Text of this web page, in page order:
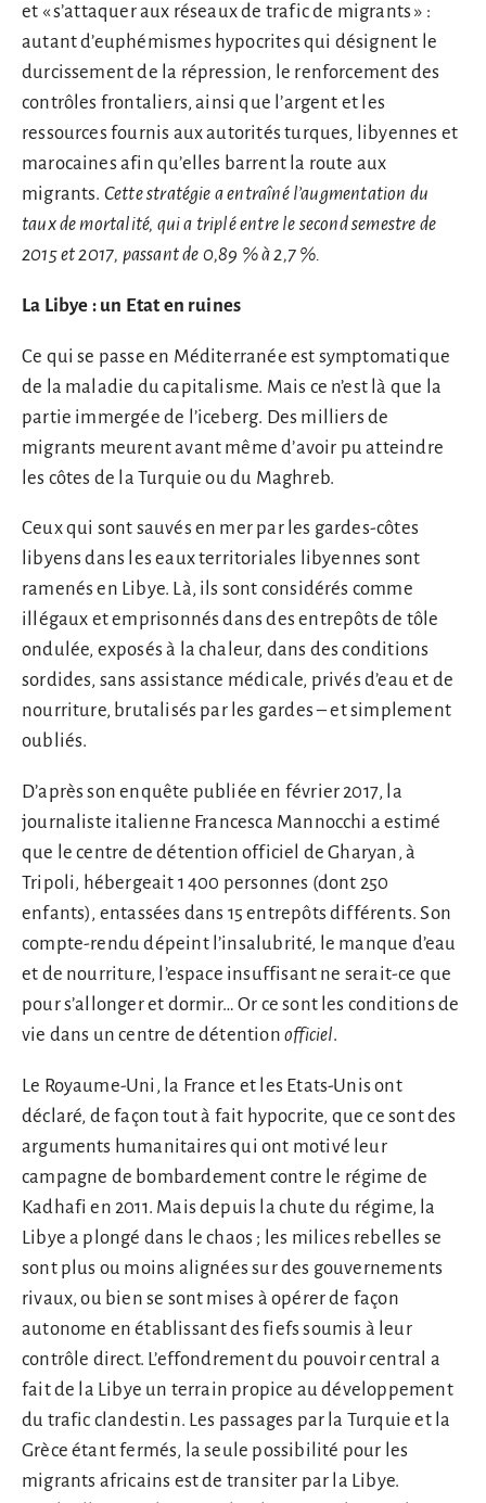
et « s’attaquer aux réseaux de trafic de migrants » :
autant d’euphémismes hypocrites qui désignent le
durcissement de la répression, le renforcement des
contrôles frontaliers, ainsi que l’argent et les
ressources fournis aux autorités turques, libyennes et
marocaines afin qu’elles barrent la route aux
migrants. Cette stratégie a entraîné l’augmentation du
taux de mortalité, qui a triplé entre le second semestre de
2015 et 2017, passant de 0,89 % à 2,7 %.
La Libye : un Etat en ruines
Ce qui se passe en Méditerranée est symptomatique
de la maladie du capitalisme. Mais ce n’est là que la
partie immergée de l’iceberg. Des milliers de
migrants meurent avant même d’avoir pu atteindre
les côtes de la Turquie ou du Maghreb.
Ceux qui sont sauvés en mer par les gardes-côtes
libyens dans les eaux territoriales libyennes sont
ramenés en Libye. Là, ils sont considérés comme
illégaux et emprisonnés dans des entrepôts de tôle
ondulée, exposés à la chaleur, dans des conditions
sordides, sans assistance médicale, privés d’eau et de
nourriture, brutalisés par les gardes – et simplement
oubliés.
D’après son enquête publiée en février 2017, la
journaliste italienne Francesca Mannocchi a estimé
que le centre de détention officiel de Gharyan, à
Tripoli, hébergeait 1 400 personnes (dont 250
enfants), entassées dans 15 entrepôts différents. Son
compte-rendu dépeint l’insalubrité, le manque d’eau
et de nourriture, l’espace insuffisant ne serait-ce que
pour s’allonger et dormir… Or ce sont les conditions de
vie dans un centre de détention officiel.
Le Royaume-Uni, la France et les Etats-Unis ont
déclaré, de façon tout à fait hypocrite, que ce sont des
arguments humanitaires qui ont motivé leur
campagne de bombardement contre le régime de
Kadhafi en 2011. Mais depuis la chute du régime, la
Libye a plongé dans le chaos ; les milices rebelles se
sont plus ou moins alignées sur des gouvernements
rivaux, ou bien se sont mises à opérer de façon
autonome en établissant des fiefs soumis à leur
contrôle direct. L’effondrement du pouvoir central a
fait de la Libye un terrain propice au développement
du trafic clandestin. Les passages par la Turquie et la
Grèce étant fermés, la seule possibilité pour les
migrants africains est de transiter par la Libye.